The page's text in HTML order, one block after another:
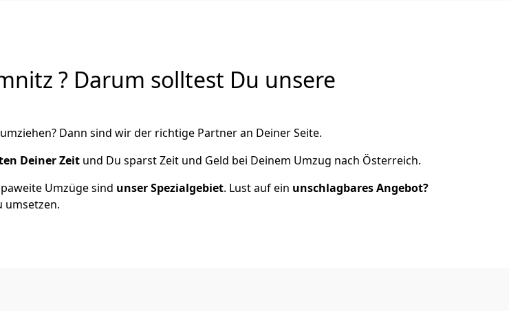
? Darum solltest Du unsere
umziehen? Dann sind wir der richtige Partner an Deiner Seite.
Deiner Zeit und Du sparst Zeit und Geld bei Deinem Umzug nach Österreich.
Umzüge sind unser Spezialgebiet. Lust auf ein unschlagbares Angebot?
umsetzen.